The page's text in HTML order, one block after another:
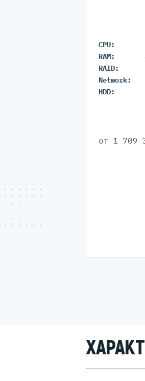
CPU:
RAM:
RAID:
Network:
HDD:
от 1 709